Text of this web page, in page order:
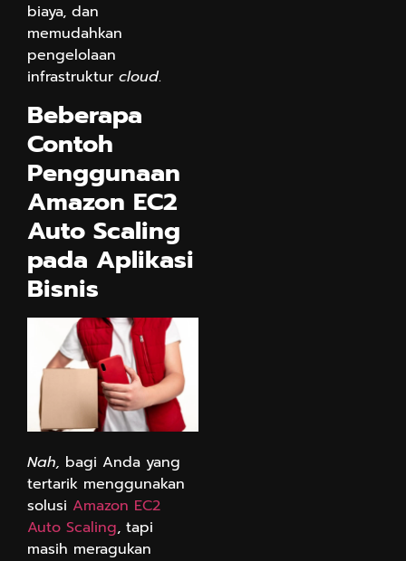
biaya, dan
memudahkan
pengelolaan
infrastruktur cloud.
Beberapa
Contoh
Penggunaan
Amazon EC2
Auto Scaling
pada Aplikasi
Bisnis
Nah, bagi Anda yang
tertarik menggunakan
solusi Amazon EC2
Auto Scaling, tapi
masih meragukan